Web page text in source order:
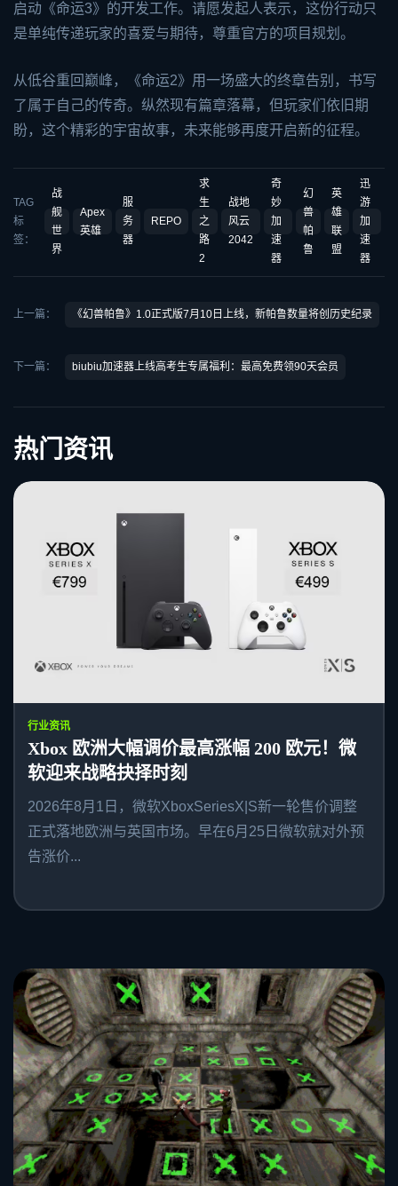
启动《命运3》的开发工作。请愿发起人表示，这份行动只
是单纯传递玩家的喜爱与期待，尊重官方的项目规划。
从低谷重回巅峰，《命运2》用一场盛大的终章告别，书写
了属于自己的传奇。纵然现有篇章落幕，但玩家们依旧期
盼，这个精彩的宇宙故事，未来能够再度开启新的征程。
TAG
标
签：
战
舰
世
界
Apex
英雄
服
务
器
REPO
求
生
之
路
2
战地
风云
2042
奇
妙
加
速
器
幻
兽
帕
鲁
英
雄
联
盟
迅
游
加
速
器
上一篇： 《幻兽帕鲁》1.0正式版7月10日上线，新帕鲁数量将创历史纪录
下一篇： biubiu加速器上线高考生专属福利：最高免费领90天会员
热门资讯
行业资讯
Xbox 欧洲大幅调价最高涨幅 200 欧元！微
软迎来战略抉择时刻
2026年8月1日，微软XboxSeriesX|S新一轮售价调整
正式落地欧洲与英国市场。早在6月25日微软就对外预
告涨价...